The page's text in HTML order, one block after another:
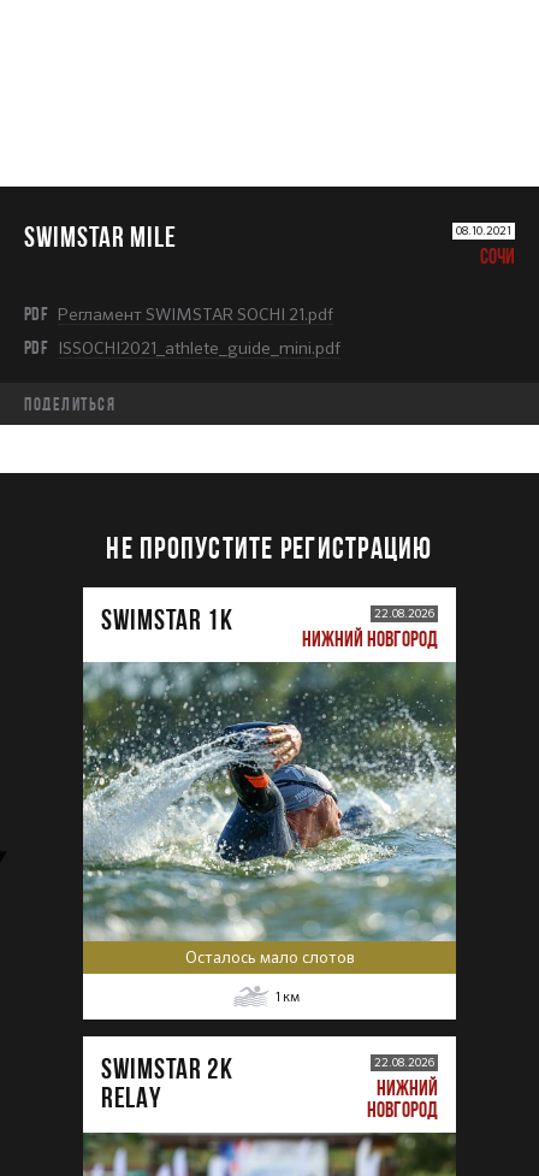
SWIMSTAR MILE 08.10.2021
СОЧИ
PDF Регламент SWIMSTAR SOCHI 21.pdf
PDF ISSOCHI2021_athlete_guide_mini.pdf
Поделиться
НЕ ПРОПУСТИТЕ РЕГИСТРАЦИЮ
SWIMSTAR 1K 22.08.2026
НИЖНИЙ НОВГОРОД
Осталось мало слотов
1 км
SWIMSTAR 2K
RELAY
22.08.2026
НИЖНИЙ
НОВГОРОД